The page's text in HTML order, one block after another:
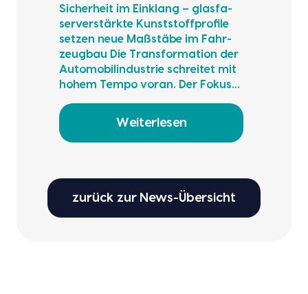
Sicher­heit im Ein­klang – glas­fa­
ser­ver­stärk­te Kunst­stoff­pro­fi­le
set­zen neue Maß­stä­be im Fahr­
zeug­bau Die Trans­for­ma­ti­on der
Auto­mo­bil­in­dus­trie schrei­tet mit
hohem Tem­po vor­an. Der Fokus…
Weiterlesen
zurück zur News-Übersicht